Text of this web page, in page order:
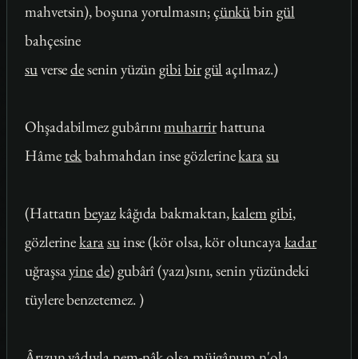
mahvetsin), boşuna yorulmasın;çünkübingül
bahçesine
suversedesenin yüzüngibi birgül açılmaz.)
Ohşadabilmez gubârınımuharrirhattuna
Hâme tekbahmahdan inse gözlerinekarasu
(Hattatınbeyazkâğıda bakmaktan,kalemgibi,
gözlerinekarasuinse (kör olsa, kör oluncayakadar
uğraşsayinede) gubârî (yazı)sını, senin yüzündeki
tüylere benzetemez. )